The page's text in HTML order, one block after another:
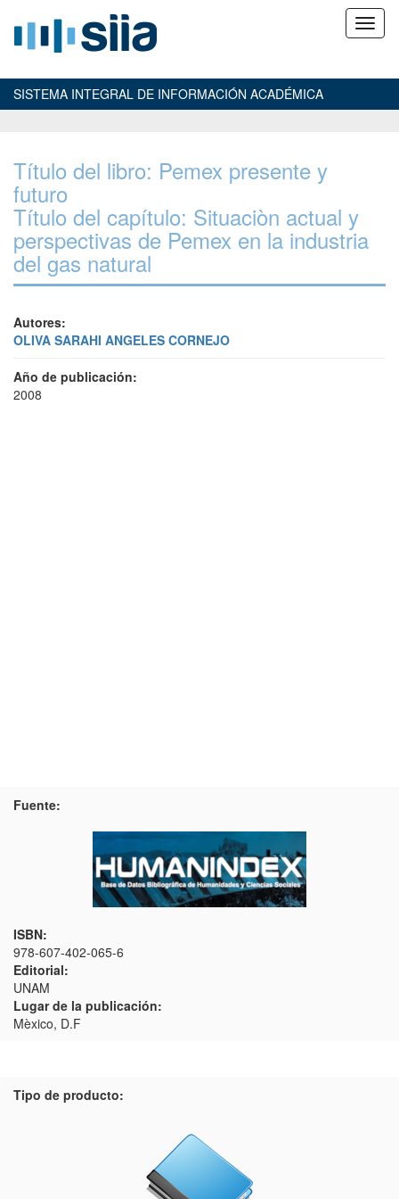
SISTEMA INTEGRAL DE INFORMACIÓN ACADÉMICA
Título del libro: Pemex presente y
futuro
Título del capítulo: Situaciòn actual y
perspectivas de Pemex en la industria
del gas natural
Autores:
OLIVA SARAHI ANGELES CORNEJO
Año de publicación:
2008
Fuente:
ISBN:
978-607-402-065-6
Editorial:
UNAM
Lugar de la publicación:
Mèxico, D.F
Tipo de producto: